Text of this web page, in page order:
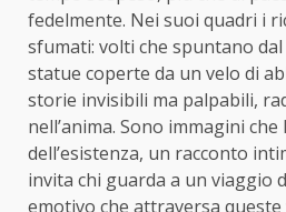
fedelmente. Nei suoi quadri i
sfumati: volti che spuntano
statue coperte da un velo di
storie invisibili ma palpabili,
nell’anima. Sono immagini
dell’esistenza, un racconto
invita chi guarda a un viaggio
emotivo che attraversa queste